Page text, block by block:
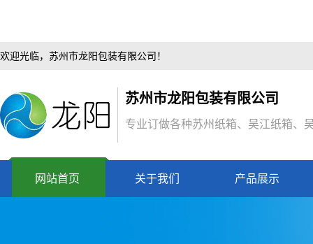
欢迎光临，苏州市龙阳包装有限公司！
苏州市龙阳包装有限公司
专业订做各种苏州纸箱、吴江纸箱、
网站首页 关于我们 产品展示